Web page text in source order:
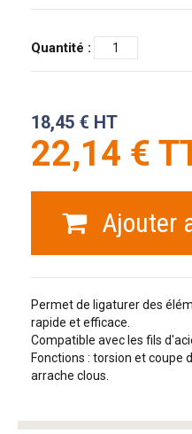
Quantité :
18,45 € HT
22,14 €
Ajouter
Permet de ligaturer des
rapide et efficace.
Compatible avec les fils
Fonctions : torsion et coupe
arrache clous.
tag